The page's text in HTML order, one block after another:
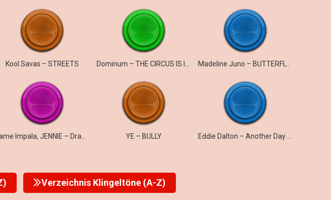
Kool Savas – STREETS
YE – BULLY
Verzeichnis Klingeltöne (A-Z)